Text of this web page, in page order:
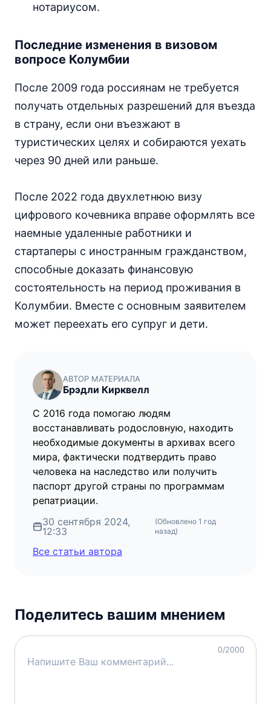
нотариусом.
Последние изменения в визовом
вопросе Колумбии
После 2009 года россиянам не требуется
получать отдельных разрешений для въезда
в страну, если они въезжают в
туристических целях и собираются уехать
через 90 дней или раньше.
После 2022 года двухлетнюю визу
цифрового кочевника вправе оформлять все
наемные удаленные работники и
стартаперы с иностранным гражданством,
способные доказать финансовую
состоятельность на период проживания в
Колумбии. Вместе с основным заявителем
может переехать его супруг и дети.
АВТОР МАТЕРИАЛА
Брэдли Кирквелл
С 2016 года помогаю людям
восстанавливать родословную, находить
необходимые документы в архивах всего
мира, фактически подтвердить право
человека на наследство или получить
паспорт другой страны по программам
репатриации.
30 сентября 2024,
12:33
(Обновлено 1 год
назад)
Все статьи автора
Поделитесь вашим мнением
0/2000